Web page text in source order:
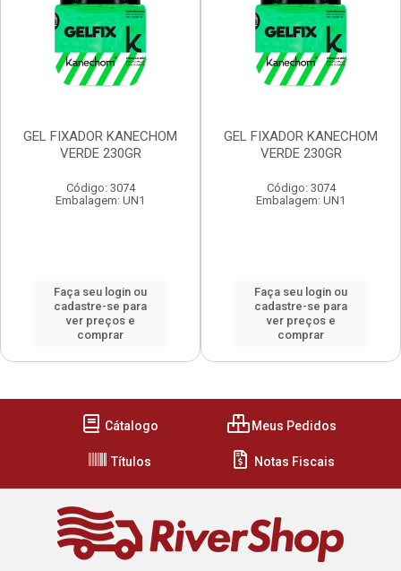
GEL FIXADOR KANECHOM
VERDE 230GR
Código: 3074
Embalagem: UN1
Faça seu login ou
cadastre-se para
ver preços e
comprar
GEL FIXADOR KANECHOM
VERDE 230GR
Código: 3074
Embalagem: UN1
Faça seu login ou
cadastre-se para
ver preços e
comprar
Cátalogo Meus Pedidos
Títulos Notas Fiscais